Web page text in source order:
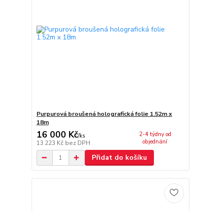
Purpurová broušená holografická folie 1.52m x
18m
16 000 Kč/ks
13 223 Kč bez DPH
2-4 týdny od
objednání
Přidat do košíku